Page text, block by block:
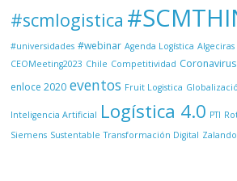
#scmlogistica
#universidades #webinar Agenda Logística Algeciras
CEOMeeting2023 Chile Competitividad Coronavirus
enloce 2020 eventos Fruit Logistica
Inteligencia Artificial Logística 4.0 PTI
Siemens Sustentable Transformación Digital